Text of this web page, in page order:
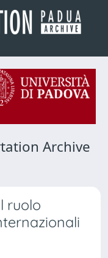
Archive
ruolo